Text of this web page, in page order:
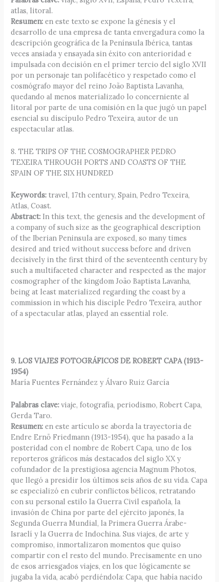
atlas, litoral.
Resumen: en este texto se expone la génesis y el
desarrollo de una empresa de tanta envergadura como la
descripción geográfica de la Península Ibérica, tantas
veces ansiada y ensayada sin éxito con anterioridad e
impulsada con decisión en el primer tercio del siglo XVII
por un personaje tan polifacético y respetado como el
cosmógrafo mayor del reino João Baptista Lavanha,
quedando al menos materializado lo concerniente al
litoral por parte de una comisión en la que jugó un papel
esencial su discípulo Pedro Texeira, autor de un
espectacular atlas.
8. THE TRIPS OF THE COSMOGRAPHER PEDRO
TEXEIRA THROUGH PORTS AND COASTS OF THE
SPAIN OF THE SIX HUNDRED
Keywords: travel, 17th century, Spain, Pedro Texeira,
Atlas, Coast.
Abstract: In this text, the genesis and the development of
a company of such size as the geographical description
of the Iberian Peninsula are exposed, so many times
desired and tried without success before and driven
decisively in the first third of the seventeenth century by
such a multifaceted character and respected as the major
cosmographer of the kingdom João Baptista Lavanha,
being at least materialized regarding the coast by a
commission in which his disciple Pedro Texeira, author
of a spectacular atlas, played an essential role.
9. LOS VIAJES FOTOGRÁFICOS DE ROBERT CAPA (1913-
1954)
María Fuentes Fernández y Álvaro Ruiz García
Palabras clave: viaje, fotografía, periodismo, Robert Capa,
Gerda Taro.
Resumen: en este artículo se aborda la trayectoria de
Endre Ernö Friedmann (1913-1954), que ha pasado a la
posteridad con el nombre de Robert Capa, uno de los
reporteros gráficos más destacados del siglo XX y
cofundador de la prestigiosa agencia Magnum Photos,
que llegó a presidir los últimos seis años de su vida. Capa
se especializó en cubrir conflictos bélicos, retratando
con su personal estilo la Guerra Civil española, la
invasión de China por parte del ejército japonés, la
Segunda Guerra Mundial, la Primera Guerra Árabe-
Israelí y la Guerra de Indochina. Sus viajes, de arte y
compromiso, inmortalizaron momentos que quiso
compartir con el resto del mundo. Precisamente en uno
de esos arriesgados viajes, en los que lógicamente se
jugaba la vida, acabó perdiéndola: Capa, que había nacido